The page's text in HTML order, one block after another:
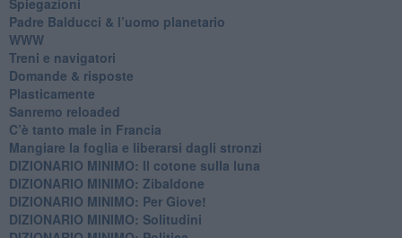
Padre Balducci & l’uomo planetario
WWW
​Treni e navigatori
​Domande & risposte
​Plasticamente
Sanremo reloaded
C’è tanto male in Francia
​Mangiare la foglia e liberarsi dagli stronzi
DIZIONARIO MINIMO: Il cotone sulla luna
DIZIONARIO MINIMO: Zibaldone
DIZIONARIO MINIMO: Per Giove!
DIZIONARIO MINIMO: Solitudini